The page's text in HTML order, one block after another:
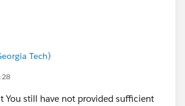
or calculation],0) is
or calculation])
as Best' on the one reply that
Tech)
You still have not provided sufficient